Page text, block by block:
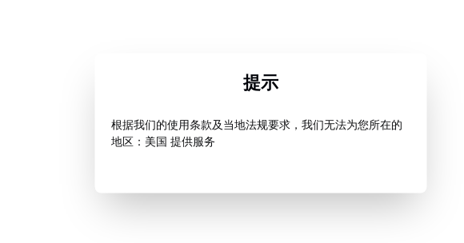
提示
根据我们的使用条款及当地法规要求，我们无法为您所在的
地区：美国 提供服务